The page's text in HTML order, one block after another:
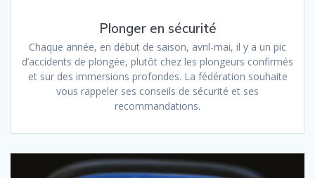
Plonger en sécurité
Chaque année, en début de saison, avril-mai, il y a un pic
d’accidents de plongée, plutôt chez les plongeurs confirmés
et sur des immersions profondes. La fédération souhaite
vous rappeler ses conseils de sécurité et ses
recommandations.